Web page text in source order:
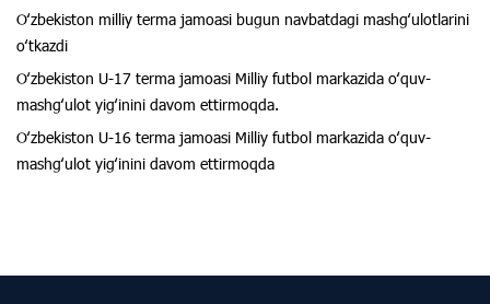
Oʻzbekiston milliy terma jamoasi bugun navbatdagi mashgʻulotlarini
oʻtkazdi
Oʻzbekiston U-17 terma jamoasi Milliy futbol markazida oʻquv-
mashgʻulot yigʻinini davom ettirmoqda.
Oʻzbekiston U-16 terma jamoasi Milliy futbol markazida oʻquv-
mashgʻulot yigʻinini davom ettirmoqda